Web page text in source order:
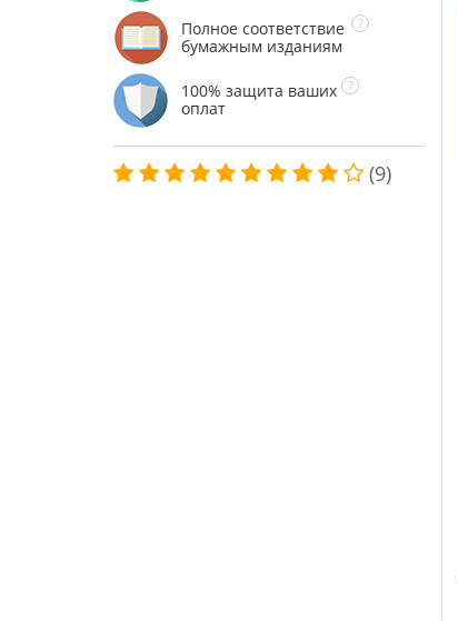
Полное соответствие
бумажным изданиям
100% защита ваших
оплат
(9)